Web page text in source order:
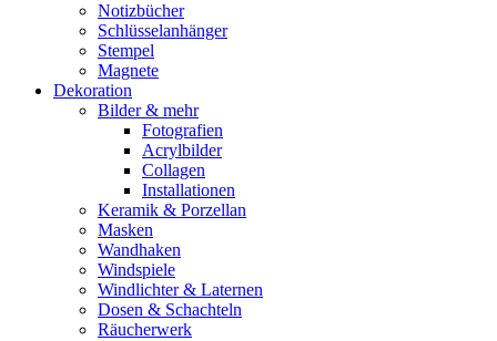
Notizbücher
Schlüsselanhänger
Stempel
Magnete
Dekoration
Bilder & mehr
Fotografien
Acrylbilder
Collagen
Installationen
Keramik & Porzellan
Masken
Wandhaken
Windspiele
Windlichter & Laternen
Dosen & Schachteln
Räucherwerk